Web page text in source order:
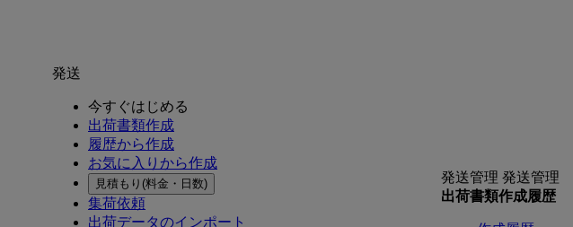
発送
今すぐはじめる
出荷書類作成
履歴から作成
お気に入りから作成
見積もり(料金・日数)
集荷依頼
出荷データのインポート
発送管理 発送管理
出荷書類作成履歴